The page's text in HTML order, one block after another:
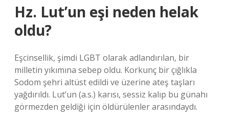
Hz. Lut’un eşi neden helak
oldu?
Eşcinsellik, şimdi LGBT olarak adlandırılan, bir
milletin yıkımına sebep oldu. Korkunç bir çığlıkla
Sodom şehri altüst edildi ve üzerine ateş taşları
yağdırıldı. Lut’un (a.s.) karısı, sessiz kalıp bu günahı
görmezden geldiği için öldürülenler arasındaydı.